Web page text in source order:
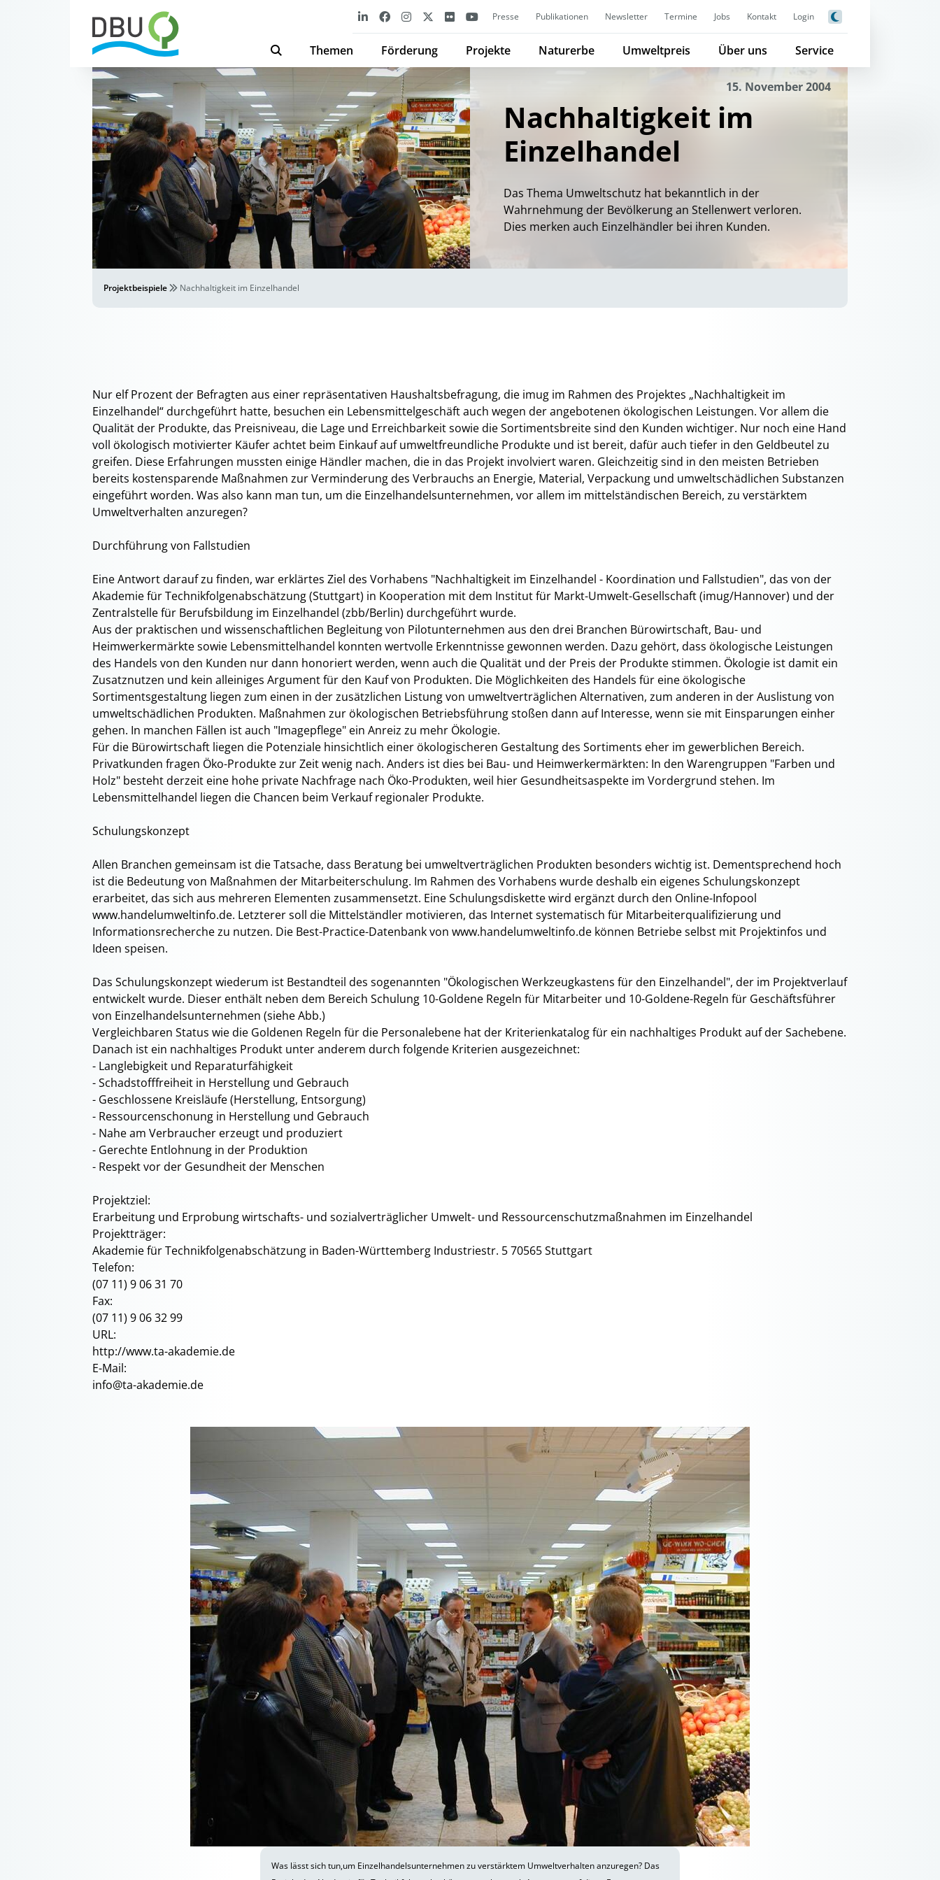
Presse Publikationen Newsletter Termine Jobs Kontakt Login
Themen Förderung Projekte Naturerbe Umweltpreis Über uns Service
15. November 2004
Nachhaltigkeit im
Einzelhandel
Das Thema Umweltschutz hat bekanntlich in der
Wahrnehmung der Bevölkerung an Stellenwert verloren.
Dies merken auch Einzelhändler bei ihren Kunden.
Projektbeispiele Nachhaltigkeit im Einzelhandel
Nur elf Prozent der Befragten aus einer repräsentativen Haushaltsbefragung, die imug im Rahmen des Projektes „Nachhaltigkeit im
Einzelhandel“ durchgeführt hatte, besuchen ein Lebensmittelgeschäft auch wegen der angebotenen ökologischen Leistungen. Vor allem die
Qualität der Produkte, das Preisniveau, die Lage und Erreichbarkeit sowie die Sortimentsbreite sind den Kunden wichtiger. Nur noch eine Hand
voll ökologisch motivierter Käufer achtet beim Einkauf auf umweltfreundliche Produkte und ist bereit, dafür auch tiefer in den Geldbeutel zu
greifen. Diese Erfahrungen mussten einige Händler machen, die in das Projekt involviert waren. Gleichzeitig sind in den meisten Betrieben
bereits kostensparende Maßnahmen zur Verminderung des Verbrauchs an Energie, Material, Verpackung und umweltschädlichen Substanzen
eingeführt worden. Was also kann man tun, um die Einzelhandelsunternehmen, vor allem im mittelständischen Bereich, zu verstärktem
Umweltverhalten anzuregen?
Durchführung von Fallstudien
Eine Antwort darauf zu finden, war erklärtes Ziel des Vorhabens "Nachhaltigkeit im Einzelhandel - Koordination und Fallstudien", das von der
Akademie für Technikfolgenabschätzung (Stuttgart) in Kooperation mit dem Institut für Markt-Umwelt-Gesellschaft (imug/Hannover) und der
Zentralstelle für Berufsbildung im Einzelhandel (zbb/Berlin) durchgeführt wurde.
Aus der praktischen und wissenschaftlichen Begleitung von Pilotunternehmen aus den drei Branchen Bürowirtschaft, Bau- und
Heimwerkermärkte sowie Lebensmittelhandel konnten wertvolle Erkenntnisse gewonnen werden. Dazu gehört, dass ökologische Leistungen
des Handels von den Kunden nur dann honoriert werden, wenn auch die Qualität und der Preis der Produkte stimmen. Ökologie ist damit ein
Zusatznutzen und kein alleiniges Argument für den Kauf von Produkten. Die Möglichkeiten des Handels für eine ökologische
Sortimentsgestaltung liegen zum einen in der zusätzlichen Listung von umweltverträglichen Alternativen, zum anderen in der Auslistung von
umweltschädlichen Produkten. Maßnahmen zur ökologischen Betriebsführung stoßen dann auf Interesse, wenn sie mit Einsparungen einher
gehen. In manchen Fällen ist auch "Imagepflege" ein Anreiz zu mehr Ökologie.
Für die Bürowirtschaft liegen die Potenziale hinsichtlich einer ökologischeren Gestaltung des Sortiments eher im gewerblichen Bereich.
Privatkunden fragen Öko-Produkte zur Zeit wenig nach. Anders ist dies bei Bau- und Heimwerkermärkten: In den Warengruppen "Farben und
Holz" besteht derzeit eine hohe private Nachfrage nach Öko-Produkten, weil hier Gesundheitsaspekte im Vordergrund stehen. Im
Lebensmittelhandel liegen die Chancen beim Verkauf regionaler Produkte.
Schulungskonzept
Allen Branchen gemeinsam ist die Tatsache, dass Beratung bei umweltverträglichen Produkten besonders wichtig ist. Dementsprechend hoch
ist die Bedeutung von Maßnahmen der Mitarbeiterschulung. Im Rahmen des Vorhabens wurde deshalb ein eigenes Schulungskonzept
erarbeitet, das sich aus mehreren Elementen zusammensetzt. Eine Schulungsdiskette wird ergänzt durch den Online-Infopool
www.handelumweltinfo.de. Letzterer soll die Mittelständler motivieren, das Internet systematisch für Mitarbeiterqualifizierung und
Informationsrecherche zu nutzen. Die Best-Practice-Datenbank von www.handelumweltinfo.de können Betriebe selbst mit Projektinfos und
Ideen speisen.
Das Schulungskonzept wiederum ist Bestandteil des sogenannten "Ökologischen Werkzeugkastens für den Einzelhandel", der im Projektverlauf
entwickelt wurde. Dieser enthält neben dem Bereich Schulung 10-Goldene Regeln für Mitarbeiter und 10-Goldene-Regeln für Geschäftsführer
von Einzelhandelsunternehmen (siehe Abb.)
Vergleichbaren Status wie die Goldenen Regeln für die Personalebene hat der Kriterienkatalog für ein nachhaltiges Produkt auf der Sachebene.
Danach ist ein nachhaltiges Produkt unter anderem durch folgende Kriterien ausgezeichnet:
- Langlebigkeit und Reparaturfähigkeit
- Schadstofffreiheit in Herstellung und Gebrauch
- Geschlossene Kreisläufe (Herstellung, Entsorgung)
- Ressourcenschonung in Herstellung und Gebrauch
- Nahe am Verbraucher erzeugt und produziert
- Gerechte Entlohnung in der Produktion
- Respekt vor der Gesundheit der Menschen
Projektziel:
Erarbeitung und Erprobung wirtschafts- und sozialverträglicher Umwelt- und Ressourcenschutzmaßnahmen im Einzelhandel
Projektträger:
Akademie für Technikfolgenabschätzung in Baden-Württemberg Industriestr. 5 70565 Stuttgart
Telefon:
(07 11) 9 06 31 70
Fax:
(07 11) 9 06 32 99
URL:
http://www.ta-akademie.de
E-Mail:
info@ta-akademie.de
Was lässt sich tun,um Einzelhandelsunternehmen zu verstärktem Umweltverhalten anzuregen? Das